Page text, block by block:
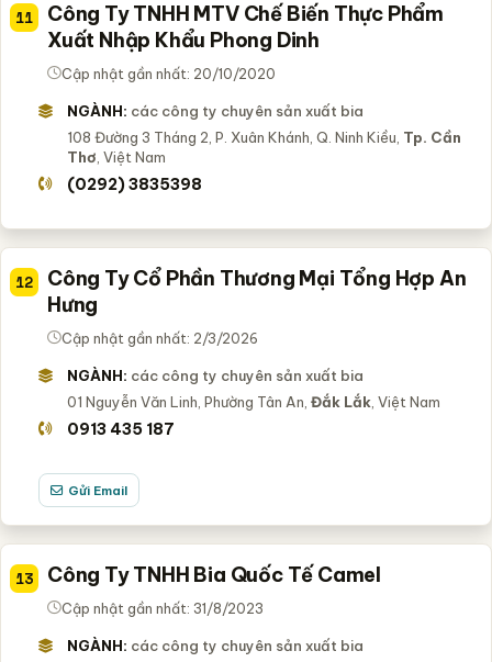
11
Công Ty TNHH MTV Chế Biến Thực Phẩm
Xuất Nhập Khẩu Phong Dinh
Cập nhật gần nhất: 20/10/2020
NGÀNH: các công ty chuyên sản xuất bia
108 Đường 3 Tháng 2, P. Xuân Khánh, Q. Ninh Kiều, Tp. Cần
Thơ , Việt Nam
(0292) 3835398
12
Công Ty Cổ Phần Thương Mại Tổng Hợp An
Hưng
Cập nhật gần nhất: 2/3/2026
NGÀNH: các công ty chuyên sản xuất bia
01 Nguyễn Văn Linh, Phường Tân An, Đắk Lắk, Việt Nam
0913 435 187
Gửi Email
13 Công Ty TNHH Bia Quốc Tế Camel
Cập nhật gần nhất: 31/8/2023
NGÀNH: các công ty chuyên sản xuất bia